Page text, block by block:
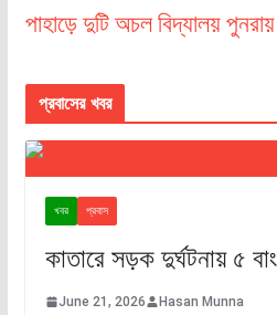
পাহাড়ে দুটি অচল বিদ্যালয়
প্রবাসের খবর
খবর প্রবাস
কাতারে সড়ক দুর্ঘটনায় ৫
June 21, 2026 Hasan Munna